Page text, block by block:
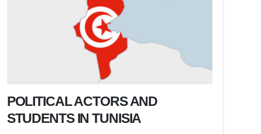
POLITICAL ACTORS AND
STUDENTS IN TUNISIA